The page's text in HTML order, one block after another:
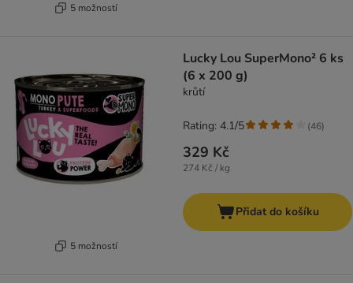
5 možností
5 možností
Lucky Lou SuperMono² 6 ks
(6 x 200 g)
krůtí
329 Kč
274 Kč / kg
Rating: 4.1/5 (46)
Přidat do košíku